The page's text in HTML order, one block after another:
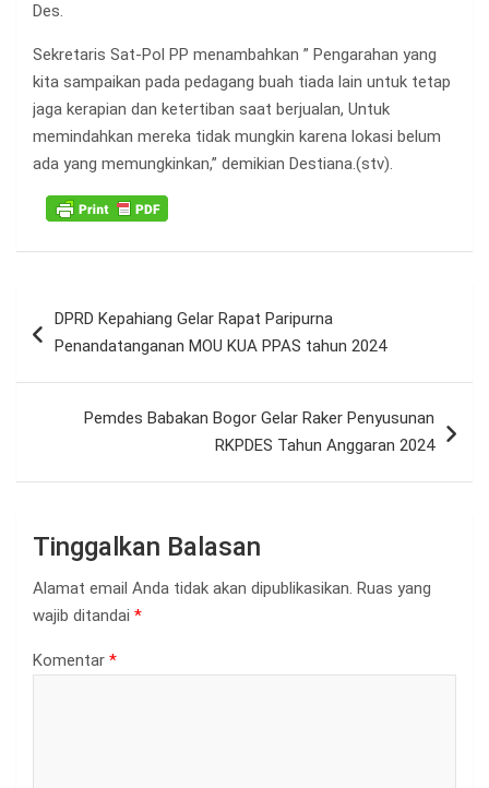
Des.
Sekretaris Sat-Pol PP menambahkan ” Pengarahan yang
kita sampaikan pada pedagang buah tiada lain untuk tetap
jaga kerapian dan ketertiban saat berjualan, Untuk
memindahkan mereka tidak mungkin karena lokasi belum
ada yang memungkinkan,” demikian Destiana.(stv).
posDPRD Kepahiang Gelar Rapat Paripurna
Penandatanganan MOU KUA PPAS tahun 2024
Pemdes Babakan Bogor Gelar Raker Penyusunan
RKPDES Tahun Anggaran 2024
Tinggalkan Balasan
Alamat email Anda tidak akan dipublikasikan. Ruas yang
wajib ditandai *
Komentar *